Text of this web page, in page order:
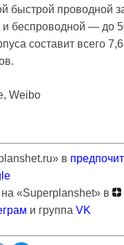
быстрой проводной
беспроводной — до
составит всего
Weibo
в
«Superplanshet» в
и группа VK